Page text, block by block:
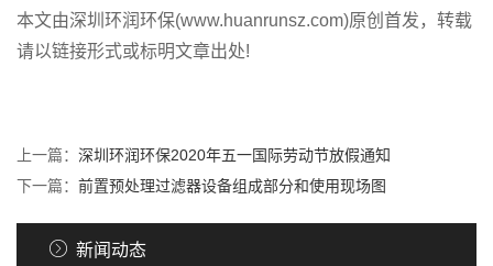
本文由深圳环润环保(www.huanrunsz.com)原创首发，转载
请以链接形式或标明文章出处!
上一篇： 深圳环润环保2020年五一国际劳动节放假通知
下一篇： 前置预处理过滤器设备组成部分和使用现场图
新闻动态